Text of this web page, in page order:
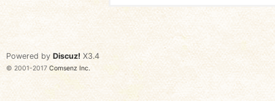
Powered by Discuz! X3.4
© 2001-2017 Comsenz Inc.